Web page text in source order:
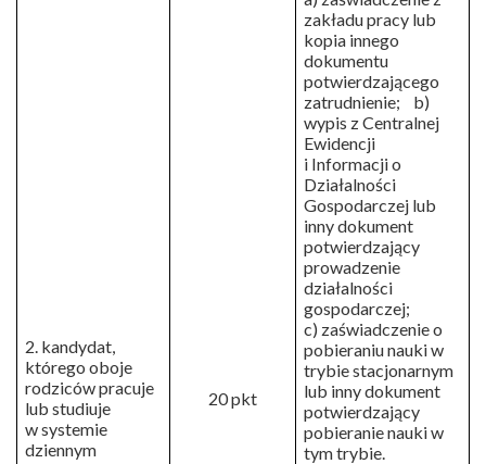
2. kandydat,
którego oboje
rodziców pracuje
lub studiuje
w systemie
dziennym
20 pkt
zakładu pracy lub
kopia innego
dokumentu
potwierdzającego
zatrudnienie; b)
wypis z Centralnej
Ewidencji
i Informacji o
Działalności
Gospodarczej lub
inny dokument
potwierdzający
prowadzenie
działalności
gospodarczej;
c) zaświadczenie o
pobieraniu nauki w
trybie stacjonarnym
lub inny dokument
potwierdzający
pobieranie nauki w
tym trybie.